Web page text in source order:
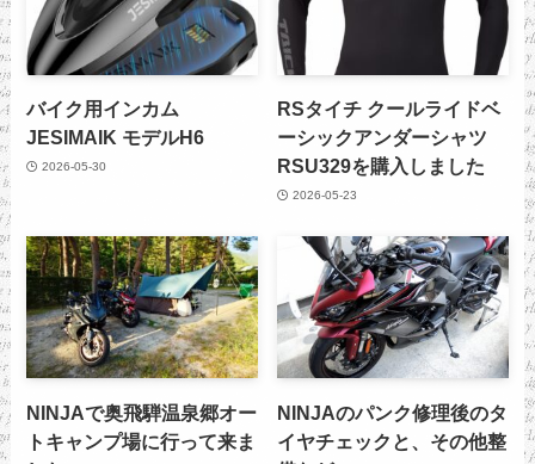
バイク用インカム
JESIMAIK モデルH6
2026-05-30
RSタイチ クールライドベ
ーシックアンダーシャツ
RSU329を購入しました
2026-05-23
NINJAで奥飛騨温泉郷オー
トキャンプ場に行って来ま
NINJAのパンク修理後のタ
イヤチェックと、その他整